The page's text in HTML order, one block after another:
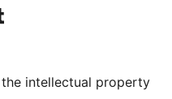
kanaal
ons Tumblr account
intellectual property